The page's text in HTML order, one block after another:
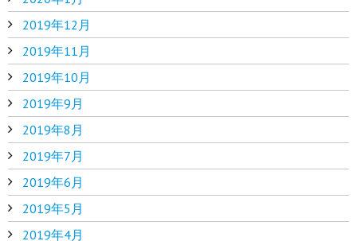
2019年12月
2019年11月
2019年10月
2019年9月
2019年8月
2019年7月
2019年6月
2019年5月
2019年4月